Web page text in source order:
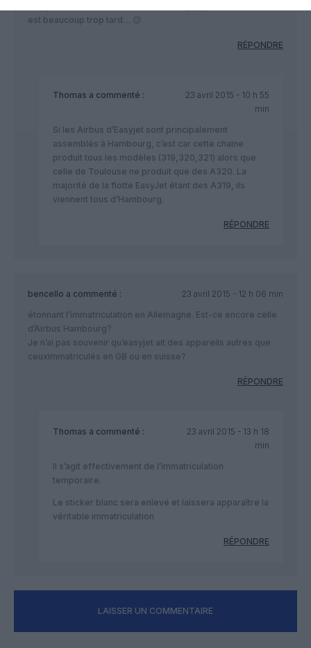
est beaucoup trop tard… 😉
RÉPONDRE
Thomas a commenté :
23 avril 2015 - 10 h 55
min
Si les Airbus d’Easyjet sont principalement
assemblés à Hambourg, c’est car cette chaine
produit tous les modèles (319,320,321) alors que
celle de Toulouse ne produit que des A320. La
majorité de la flotte EasyJet étant des A319, ils
viennent tous d’Hambourg.
RÉPONDRE
bencello a commenté :
23 avril 2015 - 12 h 06 min
étonnant l’immatriculation en Allemagne. Est-ce encore celle
d’Airbus Hambourg?
Je n’ai pas souvenir qu’easyjet ait des appareils autres que
ceuximmatriculés en GB ou en suisse?
RÉPONDRE
Thomas a commenté :
23 avril 2015 - 13 h 18
min
Il s’agit effectivement de l’immatriculation
temporaire.
Le sticker blanc sera enlevé et laissera apparaître la
véritable immatriculation
RÉPONDRE
LAISSER UN COMMENTAIRE